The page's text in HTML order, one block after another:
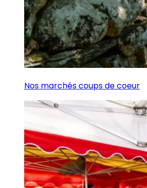
Nos marchés coups de coeur